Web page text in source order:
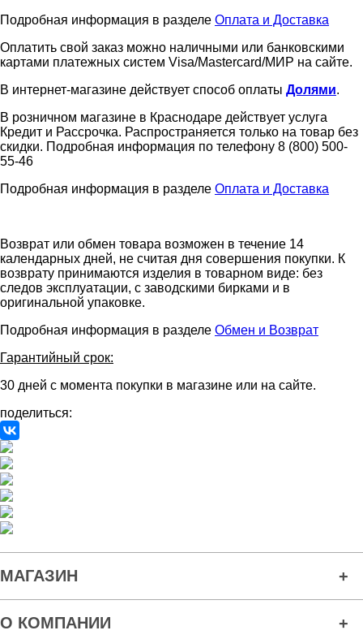
Подробная информация в разделе Оплата и Доставка
Оплатить свой заказ можно наличными или банковскими
картами платежных систем Visa/Mastercard/МИР на сайте.
В интернет-магазине действует способ оплаты Долями.
В розничном магазине в Краснодаре действует услуга
Кредит и Рассрочка. Распространяется только на товар без
скидки. Подробная информация по телефону 8 (800) 500-
55-46
Подробная информация в разделе Оплата и Доставка
Возврат или обмен товара возможен в течение 14
календарных дней, не считая дня совершения покупки. К
возврату принимаются изделия в товарном виде: без
следов эксплуатации, с заводскими бирками и в
оригинальной упаковке.
Подробная информация в разделе Обмен и Возврат
Гарантийный срок:
30 дней с момента покупки в магазине или на сайте.
поделиться:
МАГАЗИН
О КОМПАНИИ